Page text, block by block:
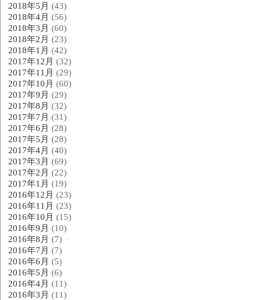
2018年5月 (43)
2018年4月 (56)
2018年3月 (60)
2018年2月 (23)
2018年1月 (42)
2017年12月 (32)
2017年11月 (29)
2017年10月 (60)
2017年9月 (29)
2017年8月 (32)
2017年7月 (31)
2017年6月 (28)
2017年5月 (28)
2017年4月 (40)
2017年3月 (69)
2017年2月 (22)
2017年1月 (19)
2016年12月 (23)
2016年11月 (23)
2016年10月 (15)
2016年9月 (10)
2016年8月 (7)
2016年7月 (7)
2016年6月 (5)
2016年5月 (6)
2016年4月 (11)
2016年3月 (11)